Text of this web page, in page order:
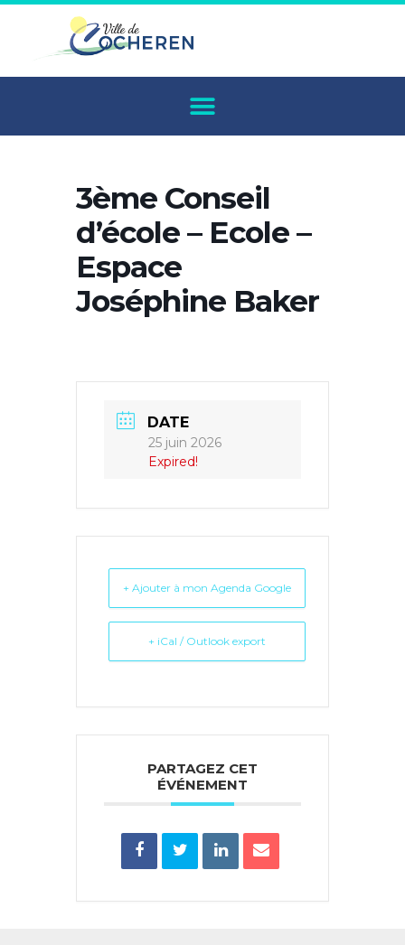
3ème Conseil
d’école – Ecole –
Espace
Joséphine Baker
DATE
25 juin 2026
Expired!
+ Ajouter à mon Agenda Google
+ iCal / Outlook export
PARTAGEZ CET
ÉVÉNEMENT